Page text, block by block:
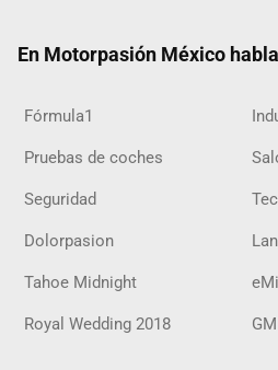
En Motorpasión México
Fórmula1
Pruebas de coches
Seguridad
Dolorpasion
Tahoe Midnight
Royal Wedding 2018